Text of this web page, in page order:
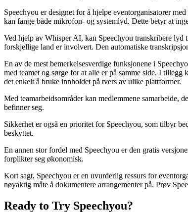
Speechyou er designet for å hjelpe eventorganisatorer
kan fange både mikrofon- og systemlyd. Dette betyr at
Ved hjelp av Whisper AI, kan Speechyou transkribere lyd
forskjellige land er involvert. Den automatiske
En av de mest bemerkelsesverdige funksjonene i
med teamet og sørge for at alle er på samme side. I
det enkelt å bruke innholdet på tvers av ulike plattformer.
Med teamarbeidsområder kan medlemmene
befinner seg.
Sikkerhet er også en prioritet for Speechyou, som tilbyr
beskyttet.
En annen stor fordel med Speechyou er den gratis
forplikter seg økonomisk.
Kort sagt, Speechyou er en uvurderlig ressurs for
nøyaktig måte å dokumentere arrangementer på. Prøv
Ready to Try Speechyou?